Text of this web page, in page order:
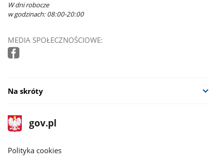
W dni robocze
w godzinach: 08:00-20:00
MEDIA SPOŁECZNOŚCIOWE:
Na skróty
stopka
gov.pl
Strona
gov.pl
gov.pl
Polityka cookies